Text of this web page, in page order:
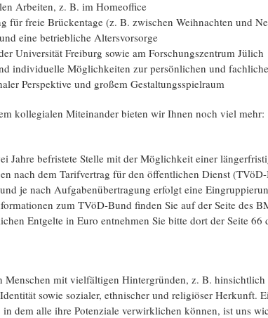
Arbeiten, z. B. im Homeoffice
für freie Brückentage (z. B. zwischen Weihnachten und
eine betriebliche Alters­vorsorge
Universität Freiburg sowie am Forschungs­zentrum Jülich
individuelle Möglichkeiten zur persönlichen und
Perspektive und großem Gestaltungs­spielraum
kollegialen Miteinander bieten wir Ihnen noch viel mehr:
Jahre befristete Stelle mit der Möglichkeit einer
nach dem Tarif­vertrag für den öffentlichen Dienst
je nach Aufgaben­übertragung erfolgt eine
zum TVöD-Bund finden Sie auf der Seite des
Entgelte in Euro entnehmen Sie bitte dort der Seite 66
Menschen mit viel­fältigen Hinter­gründen, z. B. hinsichtlich
sowie sozialer, ethnischer und religiöser Herkunft.
dem alle ihre Potenziale verwirk­lichen können, ist uns